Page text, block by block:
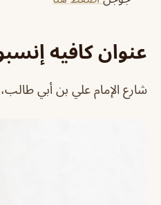
عنوان كافيه
شارع الإمام علي بن أبي طالب،